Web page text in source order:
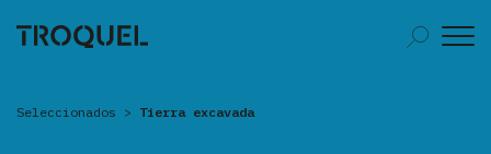
Seleccionados > Tierra excavada